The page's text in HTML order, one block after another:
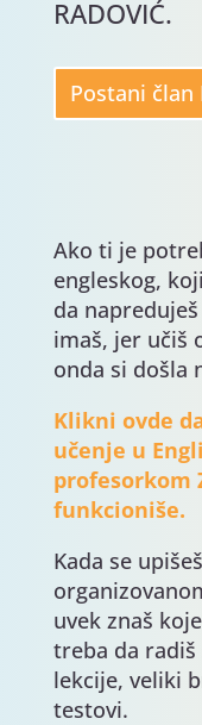
RADOVIĆ.
Postani član
Ako ti je
engleskog,
da
imaš, jer učiš
onda si došla
Klikni ovde
učenje u
profesorkom
funkcioniše.
Kada se
uvek znaš
treba da radiš
lekcije, veliki
testovi.